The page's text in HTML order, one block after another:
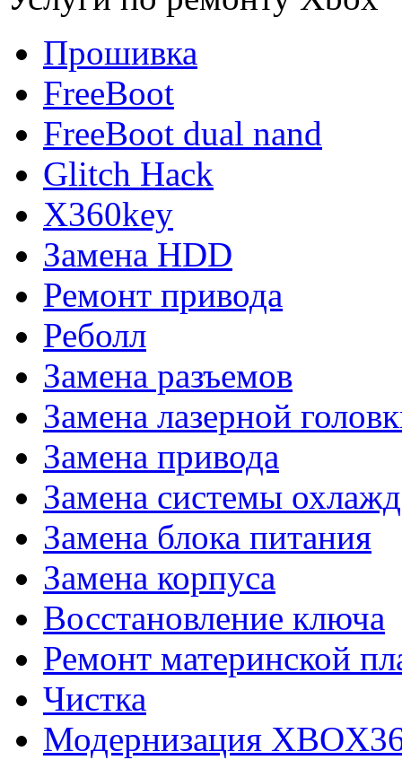
Прошивка
FreeBoot
FreeBoot dual nand
Glitch Hack
X360key
Замена HDD
Ремонт привода
Реболл
Замена разъемов
Замена лазерной
Замена привода
Замена системы
Замена блока питания
Замена корпуса
Восстановление ключа
Ремонт материнской
Чистка
Модернизация